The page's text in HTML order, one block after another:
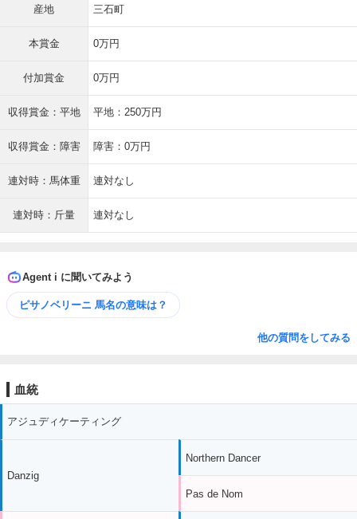
産地 三石町
本賞金 0万円
付加賞金 0万円
収得賞金：平地 平地：250万円
収得賞金：障害 障害：0万円
連対時：馬体重 連対なし
連対時：斤量 連対なし
Agent i に聞いてみよう
ピサノベリーニ 馬名の意味は？
他の質問をしてみる
血統
アジュディケーティング
Danzig
Northern Dancer
Pas de Nom